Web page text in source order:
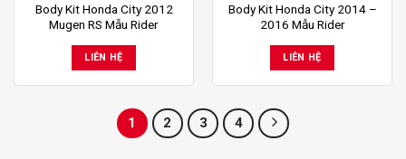
Body Kit Honda City 2012
Mugen RS Mẫu Rider
LIÊN HỆ
Body Kit Honda City 2014 –
2016 Mẫu Rider
LIÊN HỆ
1 2 3 4